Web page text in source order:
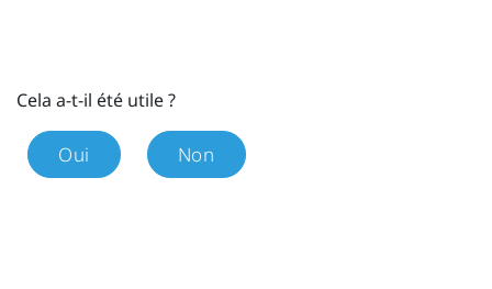
Cela a-t-il été utile ?
Oui Non